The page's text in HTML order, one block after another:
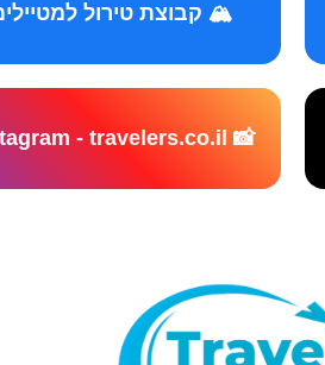
🏔️ קבוצת טירול
📸 Instagram - travelers.co.il